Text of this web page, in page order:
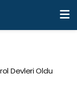
Devleri Oldu